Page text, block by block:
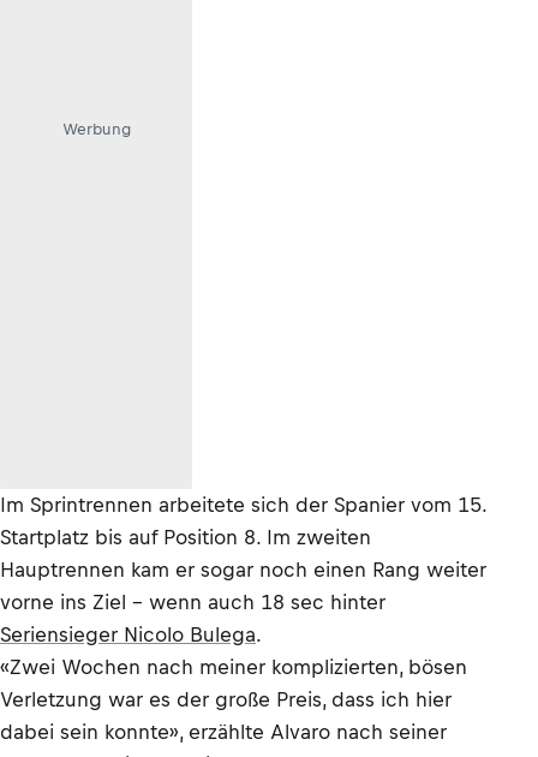
Werbung
Im Sprintrennen arbeitete sich der Spanier vom 15.
Startplatz bis auf Position 8. Im zweiten
Hauptrennen kam er sogar noch einen Rang weiter
vorne ins Ziel – wenn auch 18 sec hinter
Seriensieger Nicolo Bulega.
«Zwei Wochen nach meiner komplizierten, bösen
Verletzung war es der große Preis, dass ich hier
dabei sein konnte», erzählte Alvaro nach seiner